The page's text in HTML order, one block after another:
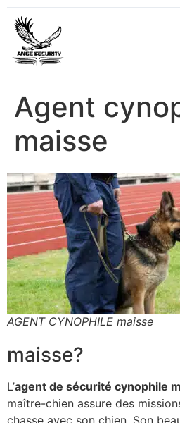
Agent
maisse
AGENT CYNOPHILE maisse
maisse?
L’agent de sécurité cynophile
maître-chien assure des